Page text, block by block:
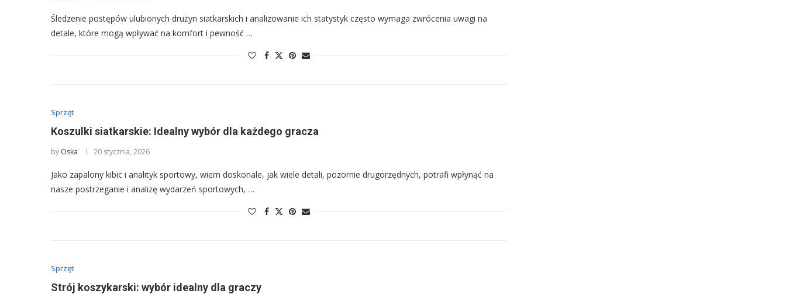
Śledzenie postępów ulubionych drużyn siatkarskich i analizowanie ich statystyk często wymaga zwrócenia uwagi na
detale, które mogą wpływać na komfort i pewność …
Sprzęt
Koszulki siatkarskie: Idealny wybór dla każdego gracza
by Oska 20 stycznia, 2026
Jako zapalony kibic i analityk sportowy, wiem doskonale, jak wiele detali, pozornie drugorzędnych, potrafi wpłynąć na
nasze postrzeganie i analizę wydarzeń sportowych, …
Sprzęt
Strój koszykarski: wybór idealny dla graczy